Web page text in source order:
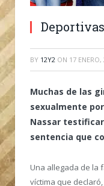
Deportivas
BY 12Y2 ON 17 ENERO,
Muchas de las
sexualmente
Nassar
sentencia que
Una allegada de la
víctima que